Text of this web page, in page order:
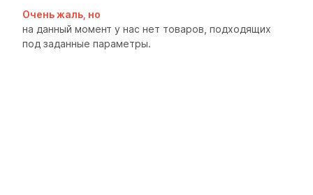
Очень жаль, но
на данный момент у нас нет товаров, подходящих
под заданные параметры.